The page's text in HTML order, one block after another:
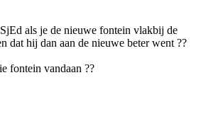
als je de nieuwe fontein vlakbij de
dat hij dan aan de nieuwe beter went ??
fontein vandaan ??